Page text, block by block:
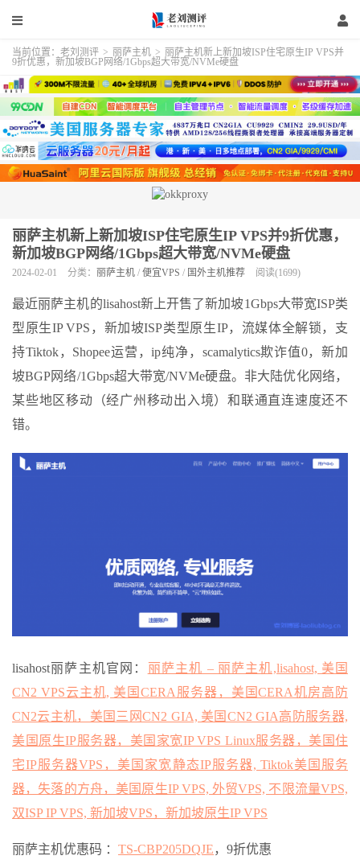
当前位置： 老刘测评 > 丽萨主机 > 丽萨主机新上新加坡ISP住宅原生IP VPS并
9折优惠，新加坡BGP网络/1Gbps超大带宽/NVMe硬盘
丽萨主机新上新加坡ISP住宅原生IP VPS并9折优惠，
新加坡BGP网络/1Gbps超大带宽/NVMe硬盘
2024-02-01 分类： 丽萨主机 / 便宜VPS / 国外主机推荐 阅读(1699)
最近丽萨主机的lisahost新上开售了新加坡1Gbps大带宽ISP类
型原生IP VPS，新加坡ISP类型原生IP，流媒体全解锁，支
持Tiktok，Shopee运营，ip纯净，scamalytics欺诈值0，新加
坡BGP网络/1Gbps超大带宽/NVMe硬盘。非大陆优化网络，
某些地区移动（经广州移动出入境）和联通直连速度还不
错。
lisahost丽萨主机官网： 丽萨主机 – 丽萨主机,lisahost, 美国
CN2 VPS云主机, 美国CERA服务器，美国CERA机房高防
CN2云主机，美国三网CN2 GIA, 美国CN2 GIA高防服务器,
美国原生IP服务器，美国家宽IP VPS Linux服务器，美国住
宅IP服务器VPS，美国家宽静态IP服务器, Tiktok美国服务
器，失落的方舟，美国原生IP VPS, 外贸VPS, 不限流量VPS,
双ISP IP VPS, 新加坡VPS，新加坡原生IP VPS
丽萨主机优惠码 ： TS-CBP205DQJE，9折优惠